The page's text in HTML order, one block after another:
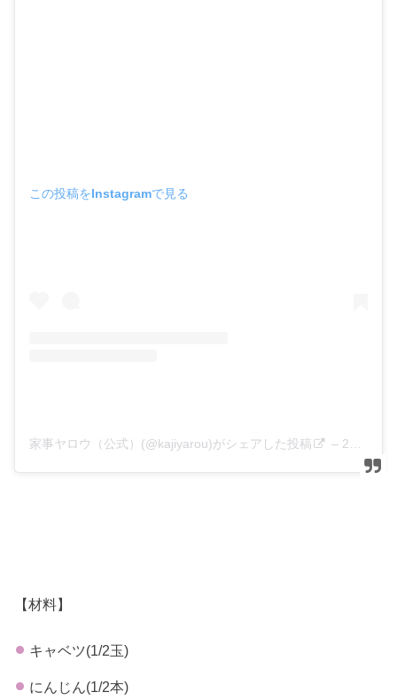
この投稿をInstagramで見る
家事ヤロウ（公式）(@kajiyarou)がシェアした投稿 – 2020年 2月月12日午前6時52分PST
【材料】
キャベツ(1/2玉)
にんじん(1/2本)